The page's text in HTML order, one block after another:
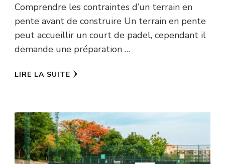
Comprendre les contraintes d’un terrain en
pente avant de construire Un terrain en pente
peut accueillir un court de padel, cependant il
demande une préparation …
LIRE LA SUITE